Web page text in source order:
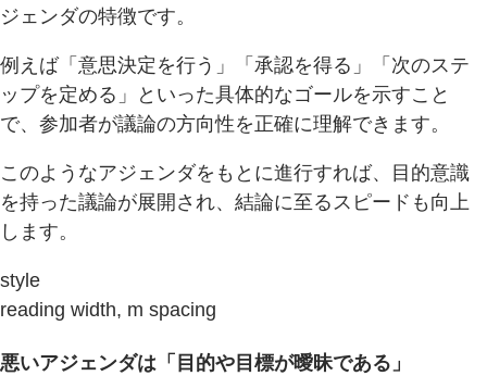
ジェンダの特徴です。
例えば「意思決定を行う」「承認を得る」「次のステ
ップを定める」といった具体的なゴールを示すこと
で、参加者が議論の方向性を正確に理解できます。
このようなアジェンダをもとに進行すれば、目的意識
を持った議論が展開され、結論に至るスピードも向上
します。
style
reading width, m spacing
悪いアジェンダは「目的や目標が曖昧である」